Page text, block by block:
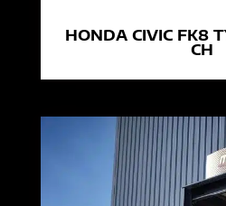
HONDA CIVIC FK8
CH